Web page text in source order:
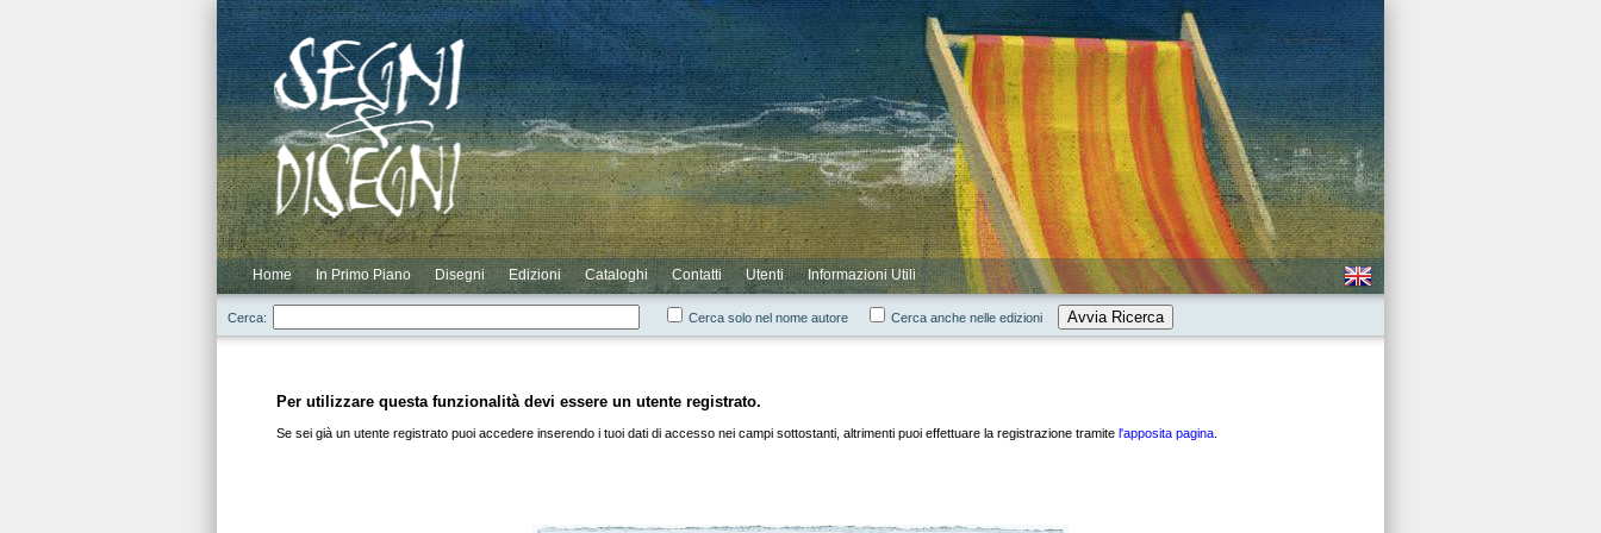
Home In Primo Piano Disegni Edizioni Cataloghi Contatti Utenti Informazioni Utili
Novità
Scontati
Elenco Completo
Elenco Autori
Elenco Cataloghi
Elenco Residui
Login
Registrazione
Cerca: Cerca solo nel nome autore Cerca anche nelle edizioni Avvia Ricerca
Per utilizzare questa funzionalità devi essere un utente registrato.
Se sei già un utente registrato puoi accedere inserendo i tuoi dati di accesso nei campi sottostanti, altrimenti puoi effettuare la registrazione tramite l'apposita pagina